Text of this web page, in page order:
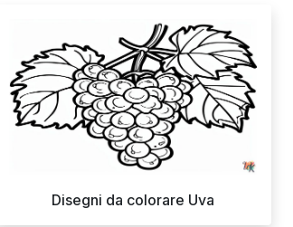
Disegni da colorare Uva